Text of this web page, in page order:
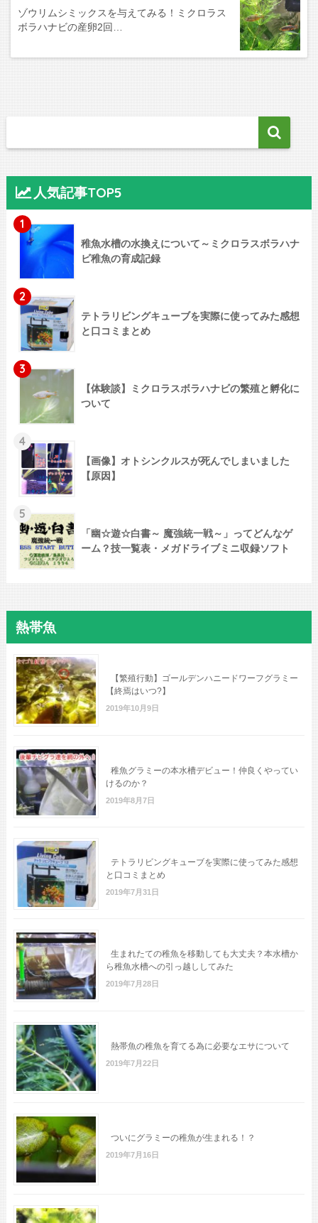
ゾウリムシミックスを与えてみる！ミクロラス
ボラハナビの産卵2回…
人気記事TOP5
1
稚魚水槽の水換えについて～ミクロラスボラハナ
ビ稚魚の育成記録
2
テトラリビングキューブを実際に使ってみた感想
と口コミまとめ
3
【体験談】ミクロラスボラハナビの繁殖と孵化に
ついて
4
【画像】オトシンクルスが死んでしまいました
【原因】
5
「幽☆遊☆白書～ 魔強統一戦～」ってどんなゲ
ーム？技一覧表・メガドライブミニ収録ソフト
熱帯魚
【繁殖行動】ゴールデンハニードワーフグラミー
【終焉はいつ?】
2019年10月9日
稚魚グラミーの本水槽デビュー！仲良くやってい
けるのか？
2019年8月7日
テトラリビングキューブを実際に使ってみた感想
と口コミまとめ
2019年7月31日
生まれたての稚魚を移動しても大丈夫？本水槽か
ら稚魚水槽への引っ越ししてみた
2019年7月28日
熱帯魚の稚魚を育てる為に必要なエサについて
2019年7月22日
ついにグラミーの稚魚が生まれる！？
2019年7月16日